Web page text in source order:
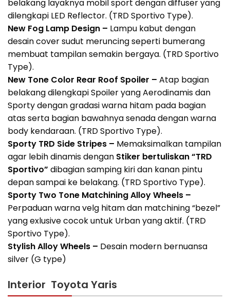
belakang layaknya mobil sport dengan diffuser yang
dilengkapi LED Reflector. (TRD Sportivo Type).
New Fog Lamp Design – Lampu kabut dengan
desain cover sudut meruncing seperti bumerang
membuat tampilan semakin bergaya. (TRD Sportivo
Type).
New Tone Color Rear Roof Spoiler – Atap bagian
belakang dilengkapi Spoiler yang Aerodinamis dan
Sporty dengan gradasi warna hitam pada bagian
atas serta bagian bawahnya senada dengan warna
body kendaraan. (TRD Sportivo Type).
Sporty TRD Side Stripes – Memaksimalkan tampilan
agar lebih dinamis dengan Stiker bertuliskan “TRD
Sportivo” dibagian samping kiri dan kanan pintu
depan sampai ke belakang. (TRD Sportivo Type).
Sporty Two Tone Matchining Alloy Wheels –
Perpaduan warna velg hitam dan matchining “bezel”
yang exlusive cocok untuk Urban yang aktif. (TRD
Sportivo Type).
Stylish Alloy Wheels – Desain modern bernuansa
silver (G type)
Interior Toyota Yaris